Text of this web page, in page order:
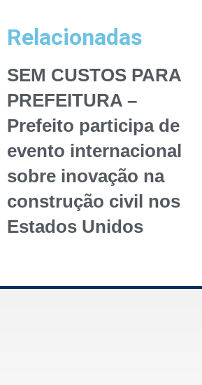
Relacionadas
SEM CUSTOS PARA
PREFEITURA –
Prefeito participa de
evento internacional
sobre inovação na
construção civil nos
Estados Unidos